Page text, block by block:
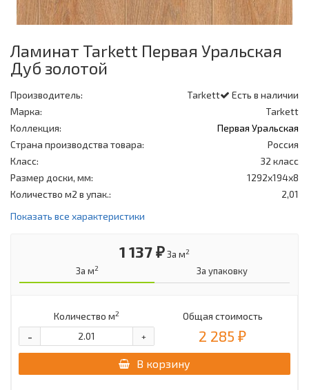
Ламинат Tarkett Первая Уральская
Дуб золотой
Есть в наличии
Производитель:
Tarkett
Марка:
Tarkett
Коллекция:
Первая Уральская
Страна производства товара:
Россия
Класс:
32 класс
Размер доски, мм:
1292x194x8
Количество м2 в упак.:
2,01
Показать все характеристики
1 137 ₽За м2
За м2 За упаковку
Количество м2
+
-
Общая стоимость
2 285 ₽
В корзину